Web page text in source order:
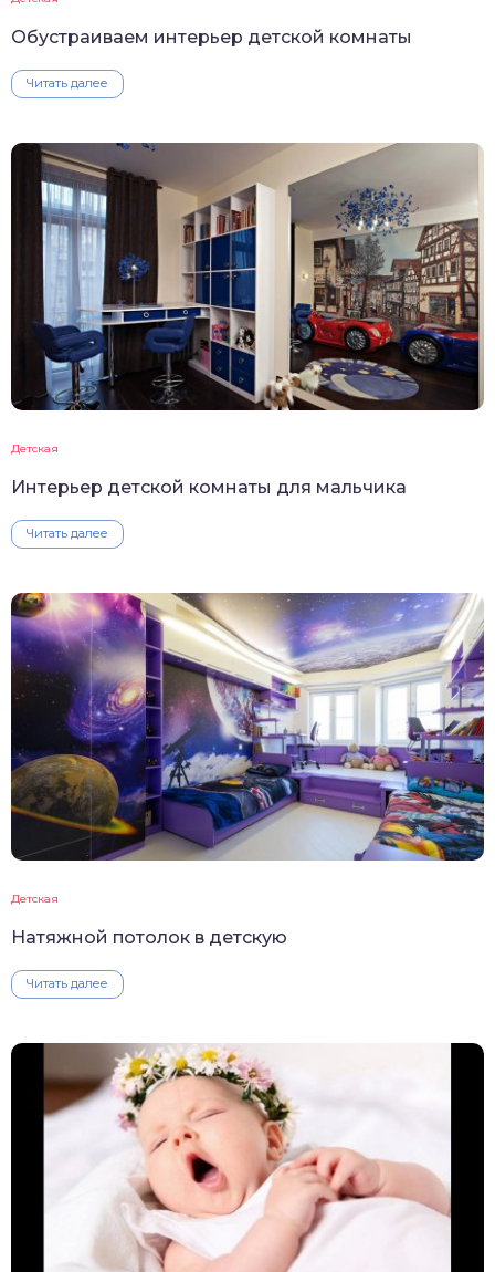
Обустраиваем интерьер детской комнаты
Читать далее
Детская
Интерьер детской комнаты для мальчика
Читать далее
Детская
Натяжной потолок в детскую
Читать далее